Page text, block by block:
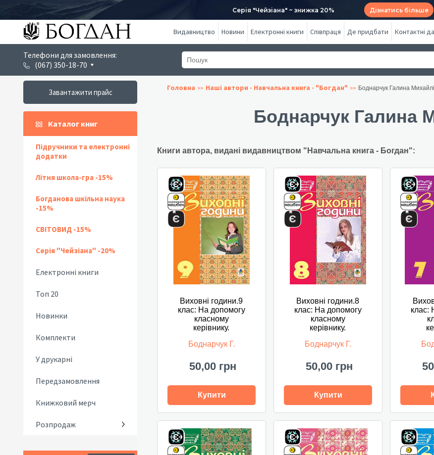
Серія "Чейзіана" ~ знижка 20% Дізнатись більше
Видавництво Новини Електронні книги Співпраця Де придбати Контактні
Телефони для замовлення:
(067) 350-18-70
Завантажити прайс
Каталог книг
Підручники та електронні
додатки
Літня школа-гра -15%
Богданова шкільна наука
-15%
СВІТОВИД -15%
Серія "Чейзіана" -20%
Електронні книги
Топ 20
Новинки
Комплекти
У друкарні
Передзамовлення
Книжковий мерч
Розпродаж
Головна Наші автори - Навчальна книга - "Богдан" Боднарчук Галина
Боднарчук Галина
Книги автора, видані видавництвом "Навчальна книга - Богдан":
Виховні години.9
клас: На допомогу
класному
керівнику.
Боднарчук Г.
50,00 грн
Купити
Виховні години.8
клас: На допомогу
класному
керівнику.
Боднарчук Г.
50,00 грн
Купити
клас: